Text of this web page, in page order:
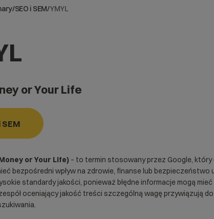
/SEO i SEM/YMYL
or Your Life
SEM
or Your Life) – to termin stosowany przez Google,
bezpośredni wpływ na zdrowie, finanse lub bezpieczeństwo
standardy jakości, ponieważ błędne informacje mogą
oceniający jakość treści szczególną wagę przywiązują do